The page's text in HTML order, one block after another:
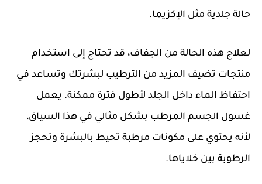
حالة جلدية مثل الإكزيما.
لعلاج هذه الحالة من الجفاف، قد تحتاج إلى استخدام
منتجات تضيف المزيد من الترطيب لبشرتك وتساعد في
احتفاظ الماء داخل الجلد لأطول فترة ممكنة. يعمل
غسول الجسم المرطب بشكل مثالي في هذا السياق،
لأنه يحتوي على مكونات مرطبة تحيط بالبشرة وتحجز
الرطوبة بين خلاياها.